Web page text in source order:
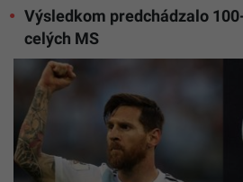
Výsledkom predchádzalo
celých MS